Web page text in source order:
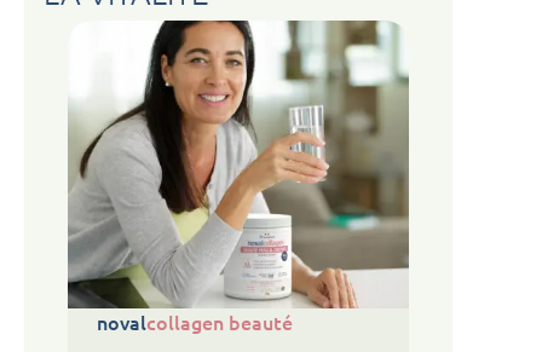
novalcollagen beauté